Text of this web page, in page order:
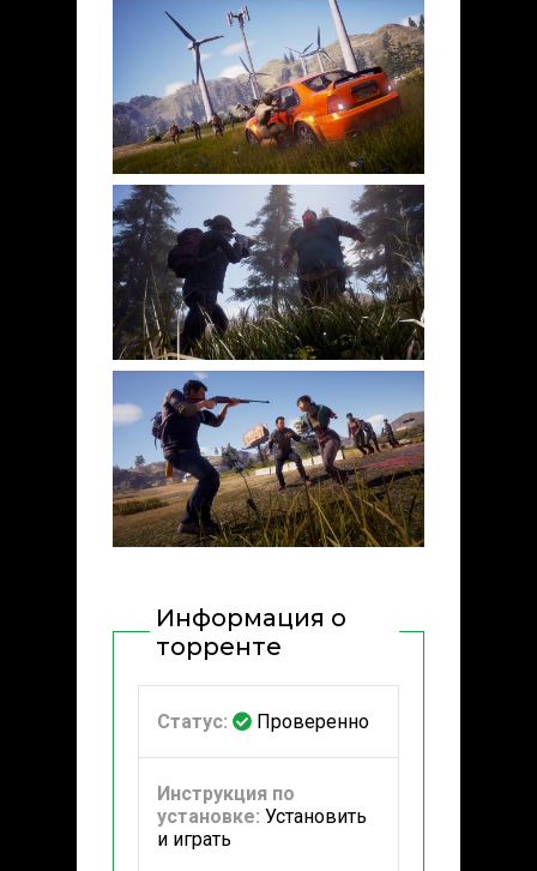
Информация о
торренте
Статус: Проверенно
Инструкция по
установке: Установить
и играть